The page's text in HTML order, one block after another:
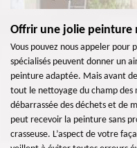
Offrir une jolie peinture
Vous pouvez nous appeler pour
spécialisés peuvent donner un
peinture adaptée. Mais avant
tout le nettoyage du champ
débarrassée des déchets et de
peut recevoir la peinture sans
crasseuse. L’aspect de votre